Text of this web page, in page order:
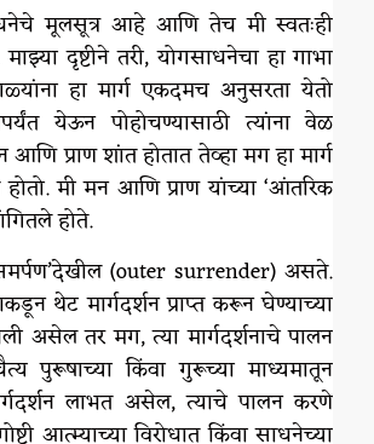
मूलसूत्र आहे आणि तेच मी स्वतःही
दृष्टीने तरी, योगसाधनेचा हा गाभा
हा मार्ग एकदमच अनुसरता येतो
येऊन पोहोचण्यासाठी त्यांना वेळ
आणि प्राण शांत होतात तेव्हा मग हा मार्ग
मी मन आणि प्राण यांच्या ‘आंतरिक
होते.
समर्पण‌’देखील (outer surrender) असते.
थेट मार्गदर्शन प्राप्त करून घेण्याच्या
असेल तर मग, त्या मार्गदर्शनाचे पालन
पुरूषाच्या किंवा गुरूच्या माध्यमातून
लाभत असेल, त्याचे पालन करणे
आत्म्याच्या विरोधात किंवा साधनेच्या